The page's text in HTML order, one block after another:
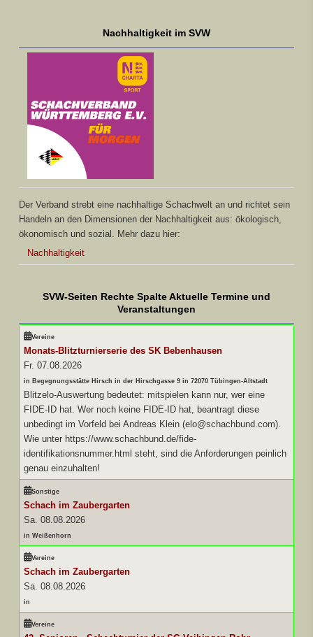
Nachhaltigkeit im SVW
Der Verband strebt eine nachhaltige Schachwelt an und richtet sein
Handeln an den Dimensionen der Nachhaltigkeit aus: ökologisch,
ökonomisch und sozial. Mehr dazu hier:
Nachhaltigkeit
SVW-Seiten Rechte Spalte Aktuelle Termine und
Veranstaltungen
Vereine
Monats-Blitzturnierserie des SK Bebenhausen
Fr. 07.08.2026
in Begegnungsstätte Hirsch in der Hirschgasse 9 in 72070 Tübingen-Altstadt
Blitzelo-Auswertung bedeutet: mitspielen kann nur, wer eine
FIDE-ID hat. Wer noch keine FIDE-ID hat, beantragt diese
unbedingt im Vorfeld bei Andreas Klein (elo@schachbund.com).
Wie unter https://www.schachbund.de/fide-
identifikationsnummer.html steht, sind die Anforderungen peinlich
genau einzuhalten!
Sonstige
Schach im Zaubergarten
Sa. 08.08.2026
in Weißenhorn
Vereine
Schach im Zaubergarten
Sa. 08.08.2026
in
Vereine